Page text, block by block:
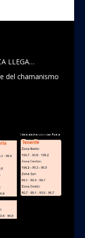
LLEGA…
del chamanismo